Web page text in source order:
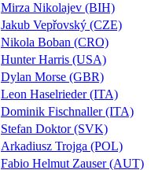
Mirza Nikolajev (BIH)
Jakub Vepřovský (CZE)
Nikola Boban (CRO)
Hunter Harris (USA)
Dylan Morse (GBR)
Leon Haselrieder (ITA)
Dominik Fischnaller (ITA)
Stefan Doktor (SVK)
Arkadiusz Trojga (POL)
Fabio Helmut Zauser (AUT)